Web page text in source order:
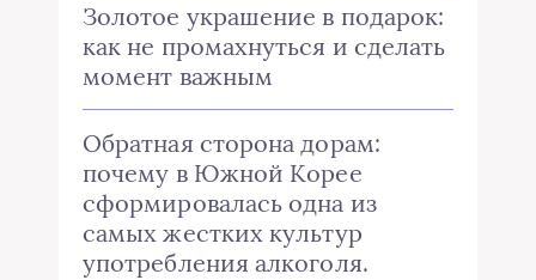
Золотое украшение в подарок:
как не промахнуться и сделать
момент важным
Обратная сторона дорам:
почему в Южной Корее
сформировалась одна из
самых жестких культур
употребления алкоголя.